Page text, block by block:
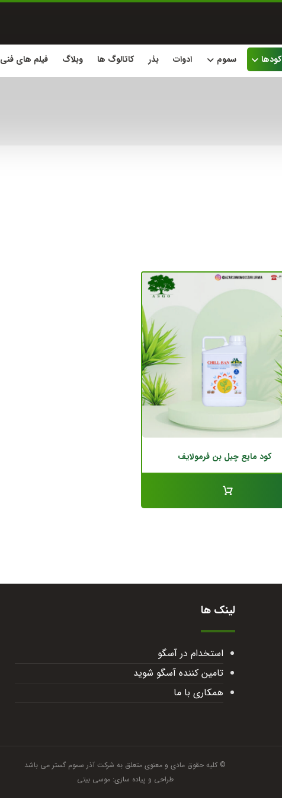
کودها سموم ادوات بذر کاتالوگ ها وبلاگ فیلم های فنی
کود مایع چیل بن فرمولایف
لینک ها
استخدام در آسگو
تامین کننده آسگو شوید
همکاری با ما
© کلیه حقوق مادی و معنوی متعلق به شرکت آذر سموم گستر می باشد
طراحی و پیاده سازی: موسی بیتی